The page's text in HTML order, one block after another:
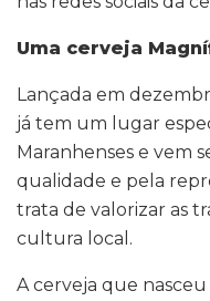
Uma cerveja
Lançada em
já tem um lugar
Maranhenses e vem
qualidade e pela
trata de valorizar as
cultura local.
A cerveja que